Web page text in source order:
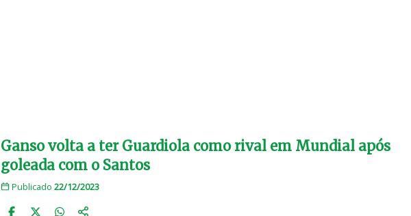
Ganso volta a ter Guardiola como rival em Mundial após
goleada com o Santos
Publicado 22/12/2023